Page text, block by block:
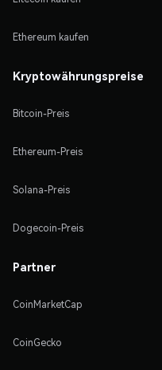
Ethereum kaufen
Kryptowährungspreise
Bitcoin-Preis
Ethereum-Preis
Solana-Preis
Dogecoin-Preis
Partner
CoinMarketCap
CoinGecko